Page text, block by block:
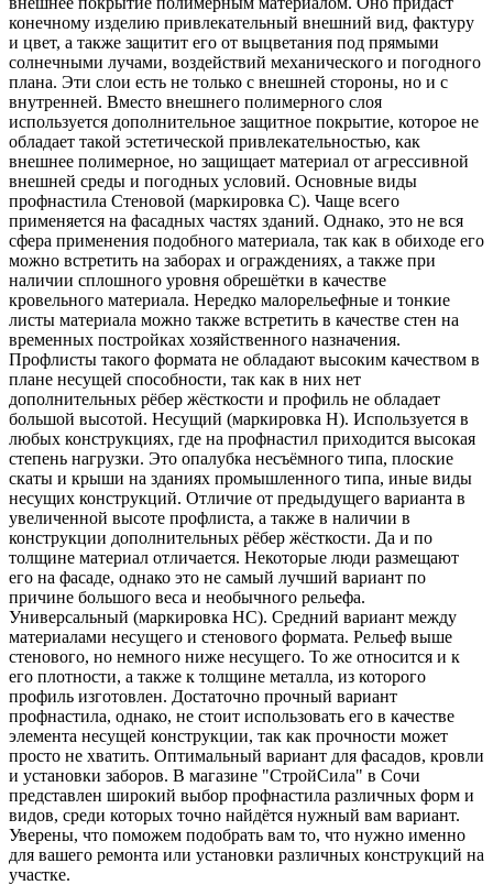
конечному изделию привлекательный внешний вид, фактуру
и цвет, а также защитит его от выцветания под прямыми
солнечными лучами, воздействий механического и погодного
плана. Эти слои есть не только с внешней стороны, но и с
внутренней. Вместо внешнего полимерного слоя
используется дополнительное защитное покрытие, которое не
обладает такой эстетической привлекательностью, как
внешнее полимерное, но защищает материал от агрессивной
внешней среды и погодных условий. Основные виды
профнастила Стеновой (маркировка С). Чаще всего
применяется на фасадных частях зданий. Однако, это не вся
сфера применения подобного материала, так как в обиходе его
можно встретить на заборах и ограждениях, а также при
наличии сплошного уровня обрешётки в качестве
кровельного материала. Нередко малорельефные и тонкие
листы материала можно также встретить в качестве стен на
временных постройках хозяйственного назначения.
Профлисты такого формата не обладают высоким качеством в
плане несущей способности, так как в них нет
дополнительных рёбер жёсткости и профиль не обладает
большой высотой. Несущий (маркировка Н). Используется в
любых конструкциях, где на профнастил приходится высокая
степень нагрузки. Это опалубка несъёмного типа, плоские
скаты и крыши на зданиях промышленного типа, иные виды
несущих конструкций. Отличие от предыдущего варианта в
увеличенной высоте профлиста, а также в наличии в
конструкции дополнительных рёбер жёсткости. Да и по
толщине материал отличается. Некоторые люди размещают
его на фасаде, однако это не самый лучший вариант по
причине большого веса и необычного рельефа.
Универсальный (маркировка НС). Средний вариант между
материалами несущего и стенового формата. Рельеф выше
стенового, но немного ниже несущего. То же относится и к
его плотности, а также к толщине металла, из которого
профиль изготовлен. Достаточно прочный вариант
профнастила, однако, не стоит использовать его в качестве
элемента несущей конструкции, так как прочности может
просто не хватить. Оптимальный вариант для фасадов, кровли
и установки заборов. В магазине "СтройСила" в Сочи
представлен широкий выбор профнастила различных форм и
видов, среди которых точно найдётся нужный вам вариант.
Уверены, что поможем подобрать вам то, что нужно именно
для вашего ремонта или установки различных конструкций на
участке.